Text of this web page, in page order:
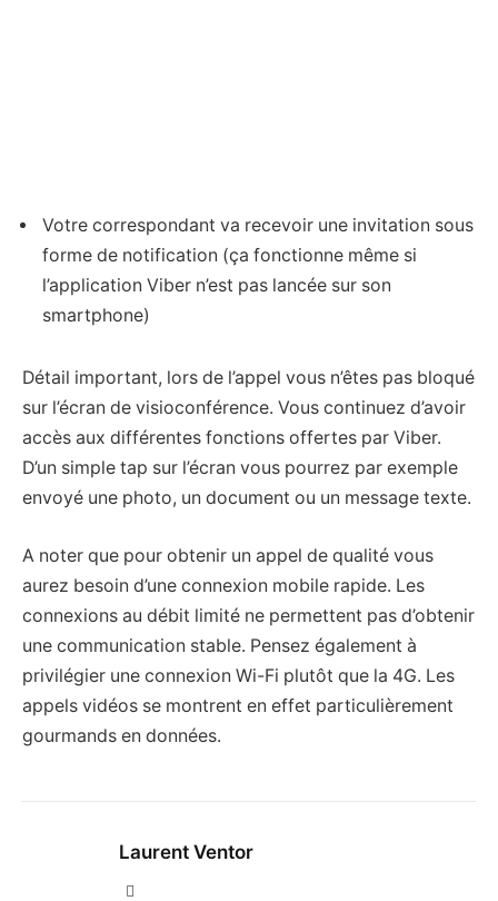
Votre correspondant va recevoir une invitation sous
forme de notification (ça fonctionne même si
l’application Viber n’est pas lancée sur son
smartphone)
Détail important, lors de l’appel vous n’êtes pas bloqué
sur l’écran de visioconférence. Vous continuez d’avoir
accès aux différentes fonctions offertes par Viber.
D’un simple tap sur l’écran vous pourrez par exemple
envoyé une photo, un document ou un message texte.
A noter que pour obtenir un appel de qualité vous
aurez besoin d’une connexion mobile rapide. Les
connexions au débit limité ne permettent pas d’obtenir
une communication stable. Pensez également à
privilégier une connexion Wi-Fi plutôt que la 4G. Les
appels vidéos se montrent en effet particulièrement
gourmands en données.
Laurent Ventor